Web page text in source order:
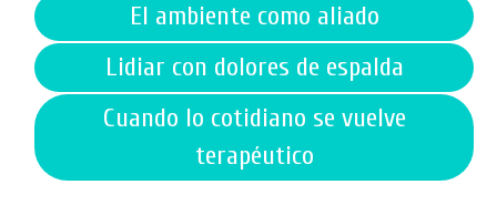
El ambiente como aliado
Lidiar con dolores de espalda
Cuando lo cotidiano se vuelve
terapéutico